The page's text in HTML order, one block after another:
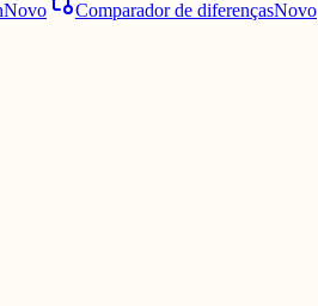
Novo Comparador de diferençasNovo